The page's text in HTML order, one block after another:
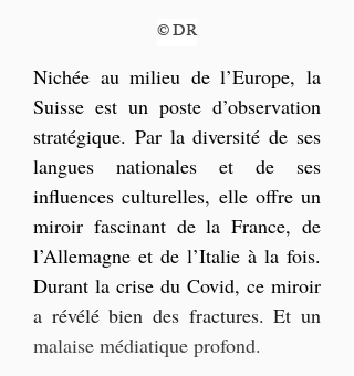
© DR
Nichée au milieu de l’Europe, la
Suisse est un poste d’observation
stratégique. Par la diversité de ses
langues nationales et de ses
influences culturelles, elle offre un
miroir fascinant de la France, de
l’Allemagne et de l’Italie à la fois.
Durant la crise du Covid, ce miroir
a révélé bien des fractures. Et un
malaise médiatique profond.